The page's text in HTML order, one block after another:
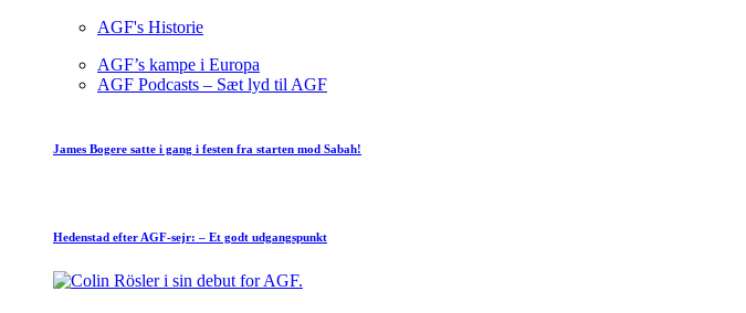
AGF's Historie
AGF’s kampe i Europa
AGF Podcasts – Sæt lyd til AGF
James Bogere satte i gang i festen fra starten mod Sabah!
Hedenstad efter AGF-sejr: – Et godt udgangspunkt